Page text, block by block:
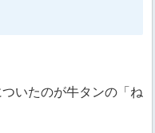
いたのが牛タンの「ね